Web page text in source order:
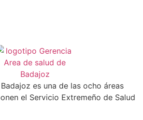
es una de las ocho áreas
el Servicio Extremeño de Salud